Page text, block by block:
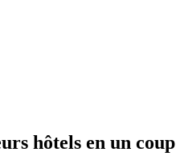
hôtels en un